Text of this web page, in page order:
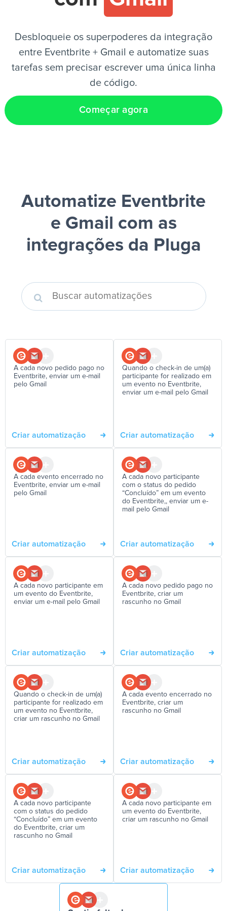
Desbloqueie os superpoderes da integração
entre Eventbrite + Gmail e automatize suas
tarefas sem precisar escrever uma única linha
de código.
Começar agora
Automatize Eventbrite
e Gmail com as
integrações da Pluga
A cada novo pedido pago no
Eventbrite, enviar um e-mail
pelo Gmail
Criar automatização
Quando o check-in de um(a)
participante for realizado em
um evento no Eventbrite,
enviar um e-mail pelo Gmail
Criar automatização
A cada evento encerrado no
Eventbrite, enviar um e-mail
pelo Gmail
Criar automatização
A cada novo participante
com o status do pedido
“Concluído” em um evento
do Eventbrite,, enviar um e-
mail pelo Gmail
Criar automatização
A cada novo participante em
um evento do Eventbrite,
enviar um e-mail pelo Gmail
Criar automatização
A cada novo pedido pago no
Eventbrite, criar um
rascunho no Gmail
Criar automatização
Quando o check-in de um(a)
participante for realizado em
um evento no Eventbrite,
criar um rascunho no Gmail
Criar automatização
A cada evento encerrado no
Eventbrite, criar um
rascunho no Gmail
Criar automatização
A cada novo participante
com o status do pedido
“Concluído” em um evento
do Eventbrite, criar um
rascunho no Gmail
Criar automatização
A cada novo participante em
um evento do Eventbrite,
criar um rascunho no Gmail
Criar automatização